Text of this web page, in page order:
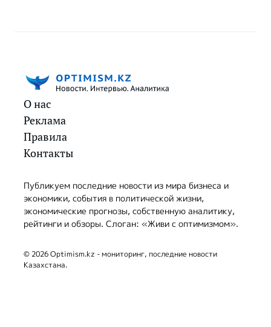
О нас
Реклама
Правила
Контакты
Публикуем последние новости из мира бизнеса и
экономики, события в политической жизни,
экономические прогнозы, собственную аналитику,
рейтинги и обзоры. Слоган: «Живи с оптимизмом».
© 2026 Optimism.kz - мониторинг, последние новости
Казахстана.